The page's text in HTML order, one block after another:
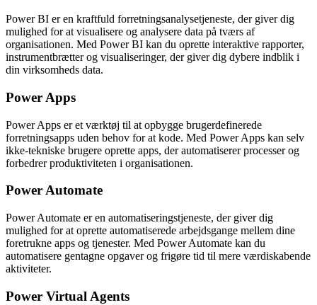
Power BI er en kraftfuld forretningsanalysetjeneste, der giver dig
mulighed for at visualisere og analysere data på tværs af
organisationen. Med Power BI kan du oprette interaktive rapporter,
instrumentbrætter og visualiseringer, der giver dig dybere indblik i
din virksomheds data.
Power Apps
Power Apps er et værktøj til at opbygge brugerdefinerede
forretningsapps uden behov for at kode. Med Power Apps kan selv
ikke-tekniske brugere oprette apps, der automatiserer processer og
forbedrer produktiviteten i organisationen.
Power Automate
Power Automate er en automatiseringstjeneste, der giver dig
mulighed for at oprette automatiserede arbejdsgange mellem dine
foretrukne apps og tjenester. Med Power Automate kan du
automatisere gentagne opgaver og frigøre tid til mere værdiskabende
aktiviteter.
Power Virtual Agents